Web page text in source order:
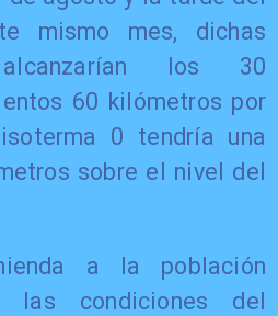
mismo mes, dichas
alcanzarían los 30
60 kilómetros por
0 tendría una
sobre el nivel del
a la población
las condiciones del